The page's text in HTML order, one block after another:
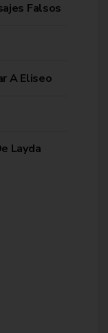
Falsos
A Eliseo
Layda